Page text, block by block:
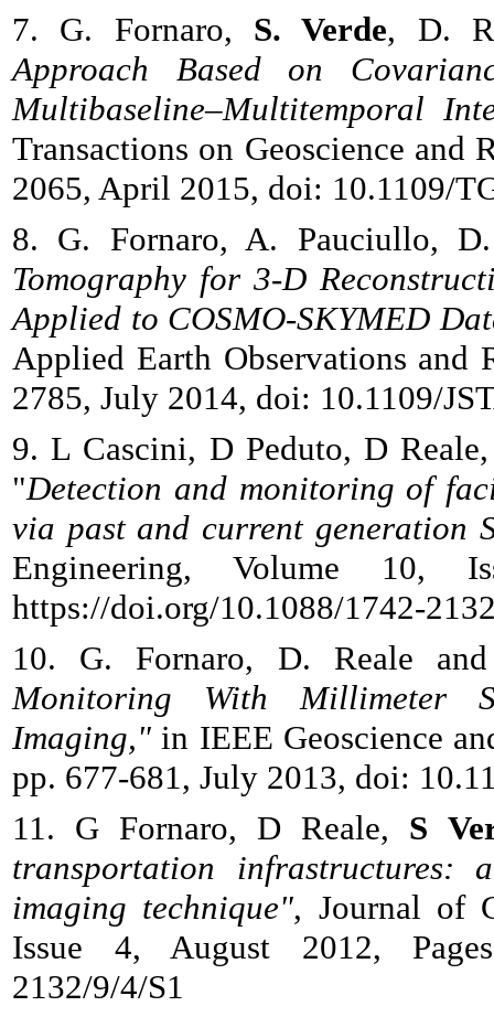
7. G. Fornaro, S. Verde, D.
Approach Based on
Multibaseline–Multitemporal
Transactions on Geoscience and
2065, April 2015, doi: 10.1109/
8. G. Fornaro, A. Pauciullo,
Tomography for 3-D
Applied to COSMO-SKYMED
Applied Earth Observations and
2785, July 2014, doi: 10.1109/
9. L Cascini, D Peduto, D
"Detection and monitoring of
via past and current generation
Engineering, Volume 10,
https://doi.org/10.1088/1742-
10. G. Fornaro, D. Reale
Monitoring With Millimeter
Imaging," in IEEE Geoscience
pp. 677-681, July 2013, doi:
11. G Fornaro, D Reale, S
transportation infrastructures:
imaging technique", Journal of
Issue 4, August 2012, Pages
2132/9/4/S1